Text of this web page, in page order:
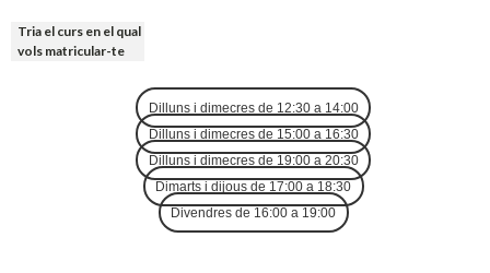
Tria el curs en el qual
vols matricular-te
Dilluns i dimecres de 12:30 a 14:00
Dilluns i dimecres de 15:00 a 16:30
Dilluns i dimecres de 19:00 a 20:30
Dimarts i dijous de 17:00 a 18:30
Divendres de 16:00 a 19:00